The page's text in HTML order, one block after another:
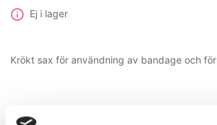
Ej i lager
Krökt sax för användning av bandage och